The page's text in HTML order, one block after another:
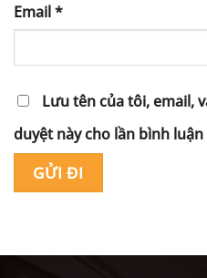
Email*
Lưu tên của tôi, email,
duyệt này cho lần bình